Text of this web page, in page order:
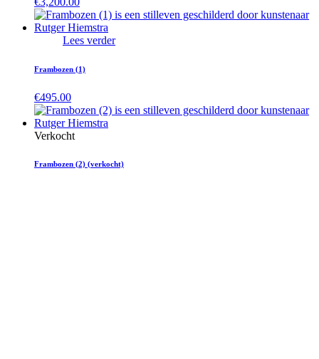
Lees verder
Frambozen (1)
€495.00
Verkocht
Frambozen (2) (verkocht)